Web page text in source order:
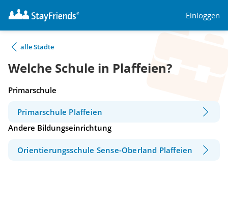
Einloggen
alle Städte
Welche Schule in Plaffeien?
Primarschule
Primarschule Plaffeien
Andere Bildungseinrichtung
Orientierungsschule Sense-Oberland Plaffeien